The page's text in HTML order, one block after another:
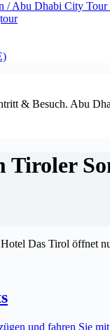
/ Abu Dhabi City Tour
& Besuch. Abu
Tiroler
Das Tirol öffnet
und fahren Sie